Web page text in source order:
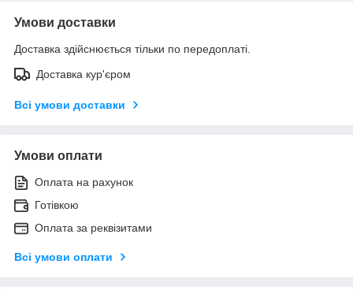
Умови доставки
Доставка здійснюється тільки по передоплаті.
Доставка кур'єром
Всі умови доставки
Умови оплати
Оплата на рахунок
Готівкою
Оплата за реквізитами
Всі умови оплати